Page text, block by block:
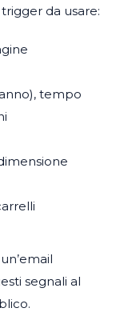
da usare:
tempo
segnali al